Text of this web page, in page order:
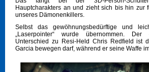
Hauptcharakters an und zieht sich bis hin zur
unseres Dämonenkillers.
Selbst das gewöhnungsbedürftige und
„Laserpointer“ wurde übernommen. Der
Unterschied zu Resi-Held Chris Redfield ist
Garcia bewegen darf, während er seine Waffe